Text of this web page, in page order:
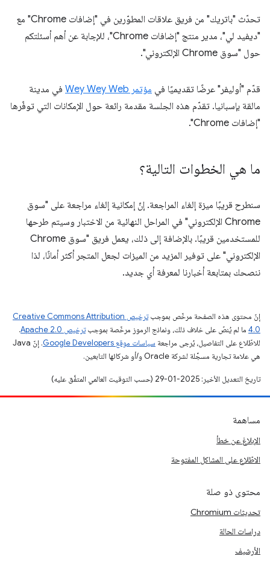
تحدّث "باتريك" من فريق علاقات المطوّرين في "إضافات Chrome" مع
"ديفيد لي"، مدير منتج "إضافات Chrome"، للإجابة عن أهم أسئلتكم
حول "سوق Chrome الإلكتروني".
قدّم "أوليفر" عرضًا تقديميًا في مؤتمر Wey Wey Web
في مدينة
مالقة بإسبانيا. تقدّم هذه الجلسة مقدمة رائعة حول الإمكانات التي توفّرها
"إضافات Chrome".
ما هي الخطوات التالية؟
سنطرح قريبًا ميزة إلغاء المراجعة. إنّ إمكانية إلغاء مراجعة على "سوق
Chrome الإلكتروني" في المراحل النهائية من الاختبار وسيتم طرحها
للمستخدمين قريبًا. بالإضافة إلى ذلك، يعمل فريق "سوق Chrome
الإلكتروني" على توفير المزيد من الميزات لجعل المتجر أكثر أمانًا، لذا
ننصحك بمتابعة أخبارنا لمعرفة أي جديد.
إنّ محتوى هذه الصفحة مرخّص بموجب
ترخيص Creative Commons Attribution
4.0‏ ما لم يُنصّ على خلاف ذلك، ونماذج الرموز مرخّصة بموجبترخيص Apache 2.0‏
.
للاطّلاع على التفاصيل، يُرجى مراجعة سياسات موقع Google Developers‏
. إنّ Java
هي علامة تجارية مسجَّلة لشركة Oracle و/أو شركائها التابعين.
تاريخ التعديل الأخير: 2025-01-29 (حسب التوقيت العالمي المتفَّق عليه)
مساهمة
الإبلاغ عن خطأ
الاطّلاع على المشاكل المفتوحة
محتوى ذو صلة
تحديثات Chromium
دراسات الحالة
الأرشيف